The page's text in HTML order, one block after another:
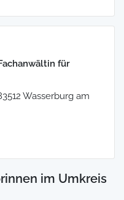
für
Wasserburg am
im Umkreis